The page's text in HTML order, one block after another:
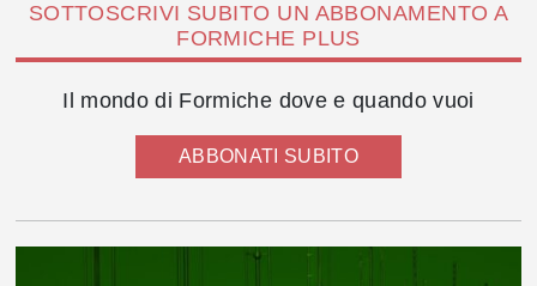
SOTTOSCRIVI SUBITO UN ABBONAMENTO A
FORMICHE PLUS
Il mondo di Formiche dove e quando vuoi
ABBONATI SUBITO